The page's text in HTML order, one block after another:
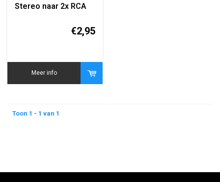
Stereo naar 2x RCA
€2,95
Meer info
Toon 1 - 1 van 1